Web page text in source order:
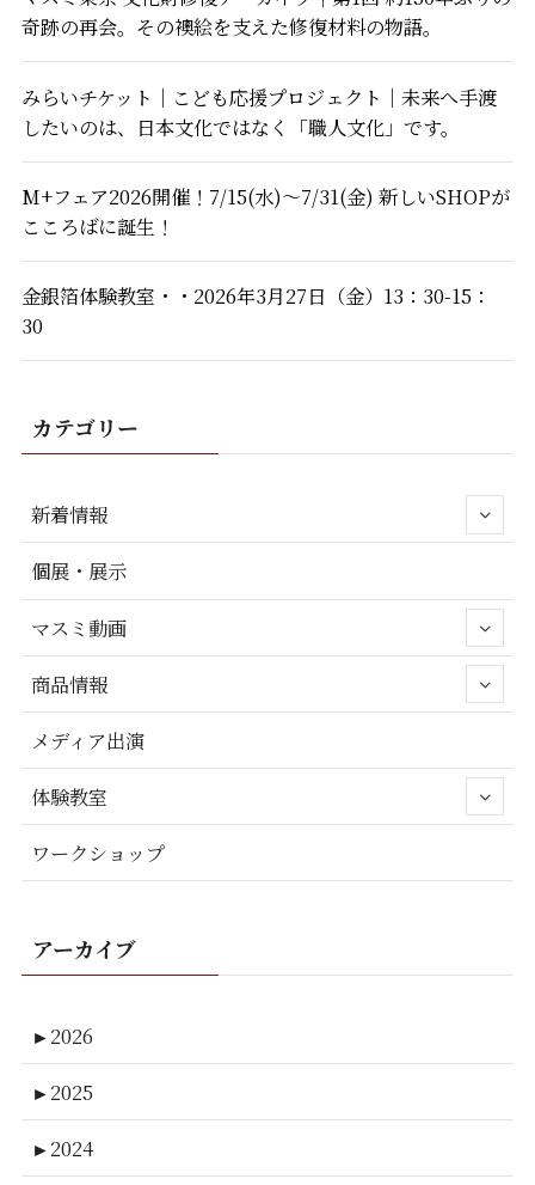
奇跡の再会。その襖絵を支えた修復材料の物語。
みらいチケット｜こども応援プロジェクト｜未来へ手渡
したいのは、日本文化ではなく「職人文化」です。
M+フェア2026開催！7/15(水)～7/31(金) 新しいSHOPが
こころばに誕生！
金銀箔体験教室・・2026年3月27日（金）13：30-15：
30
カテゴリー
新着情報
個展・展示
マスミ動画
商品情報
メディア出演
体験教室
ワークショップ
アーカイブ
►2026
►2025
►2024